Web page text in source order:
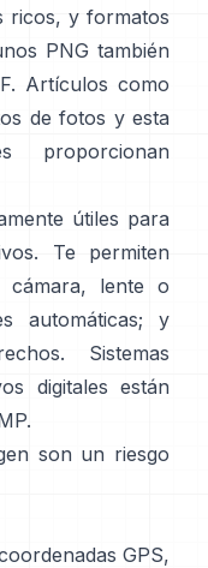
ricos, y formatos
PNG también
Artículos como
de fotos y esta
proporcionan
útiles para
Te permiten
lente o
automáticas; y
Sistemas
digitales están
son un riesgo
GPS,